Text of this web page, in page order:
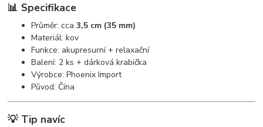
📊 Specifikace
Průměr: cca3,5 cm (35 mm)
Materiál: kov
Funkce: akupresurní + relaxační
Balení: 2 ks + dárková krabička
Výrobce: Phoenix Import
Původ: Čína
💡 Tip navíc